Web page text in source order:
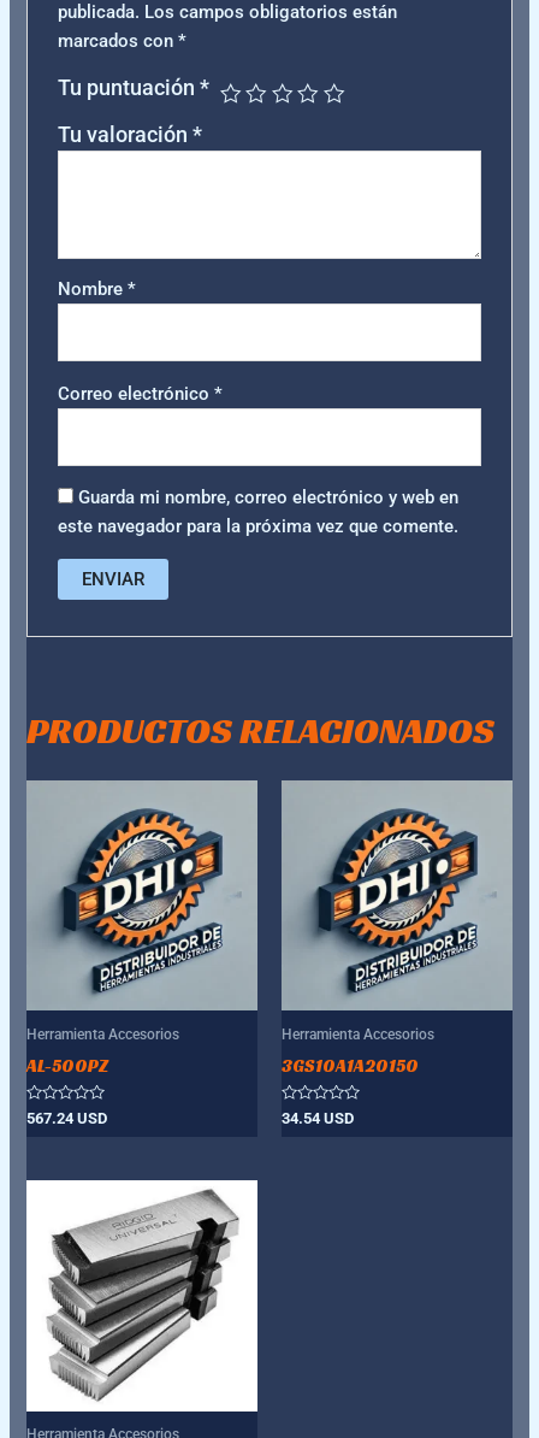
publicada. Los campos obligatorios están
marcados con *
Tu puntuación *
Tu valoración *
Nombre *
Correo electrónico *
Guarda mi nombre, correo electrónico y web en
este navegador para la próxima vez que comente.
PRODUCTOS RELACIONADOS
Herramienta Accesorios
AL-500PZ
Valorado
con
567.24USD
Herramienta Accesorios
3GS10A1A20150
Valorado
con
34.54 USD
Herramienta Accesorios